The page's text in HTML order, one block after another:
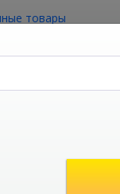
товары